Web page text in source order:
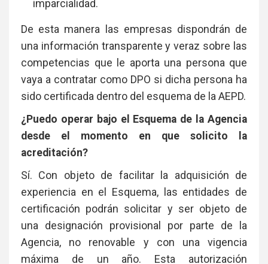
imparcialidad.
De esta manera las empresas dispondrán de
una información transparente y veraz sobre las
competencias que le aporta una persona que
vaya a contratar como DPO si dicha persona ha
sido certificada dentro del esquema de la AEPD.
¿Puedo operar bajo el Esquema de la Agencia
desde el momento en que solicito la
acreditación?
Sí. Con objeto de facilitar la adquisición de
experiencia en el Esquema, las entidades de
certificación podrán solicitar y ser objeto de
una designación provisional por parte de la
Agencia, no renovable y con una vigencia
máxima de un año. Esta autorización